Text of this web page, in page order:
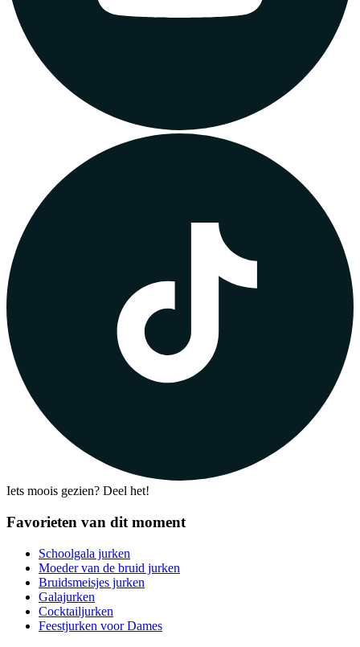
Iets moois gezien? Deel het!
Favorieten van dit moment
Schoolgala jurken
Moeder van de bruid jurken
Bruidsmeisjes jurken
Galajurken
Cocktailjurken
Feestjurken voor Dames